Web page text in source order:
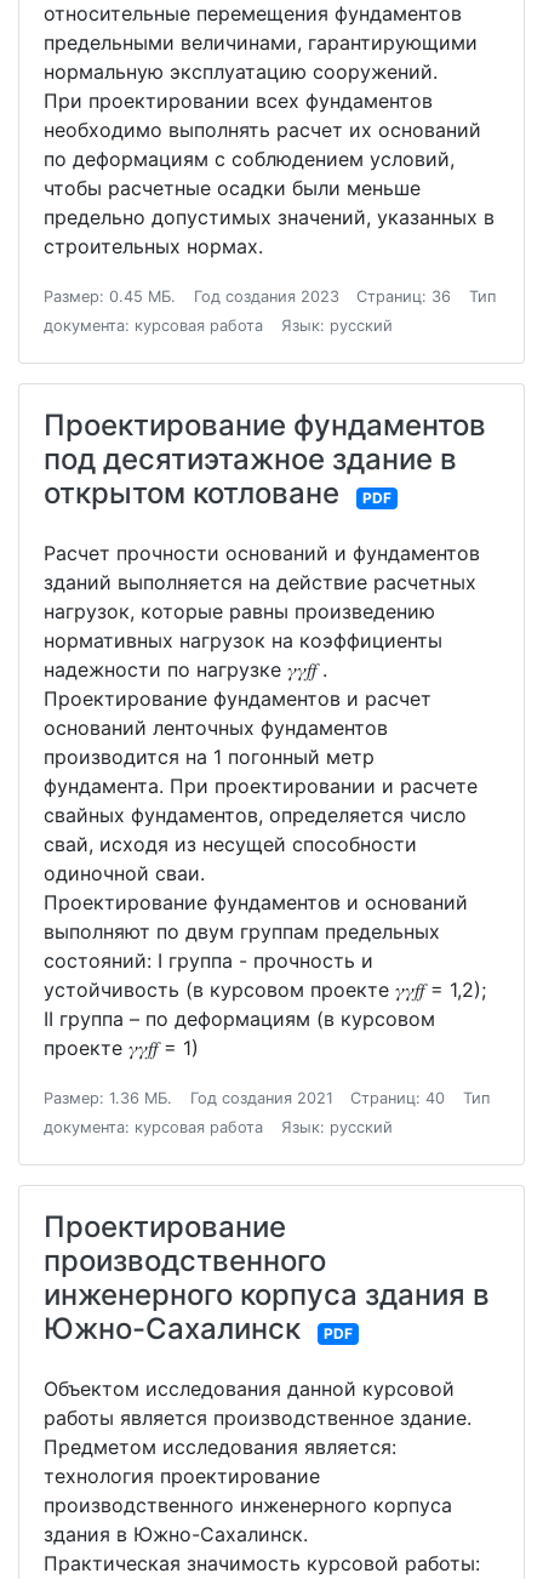
относительные перемещения фундаментов
предельными величинами, гарантирующими
нормальную эксплуатацию сооружений.
При проектировании всех фундаментов
необходимо выполнять расчет их оснований
по деформациям с соблюдением условий,
чтобы расчетные осадки были меньше
предельно допустимых значений, указанных в
строительных нормах.
Размер: 0.45 МБ. Год создания 2023 Страниц: 36
Тип
документа: курсовая работа
Язык: русский
Проектирование фундаментов
под десятиэтажное здание в
открытом котловане
PDF
Расчет прочности оснований и фундаментов
зданий выполняется на действие расчетных
нагрузок, которые равны произведению
нормативных нагрузок на коэффициенты
надежности по нагрузке 𝛾𝛾𝑓𝑓 .
Проектирование фундаментов и расчет
оснований ленточных фундаментов
производится на 1 погонный метр
фундамента. При проектировании и расчете
свайных фундаментов, определяется число
свай, исходя из несущей способности
одиночной сваи.
Проектирование фундаментов и оснований
выполняют по двум группам предельных
состояний: I группа - прочность и
устойчивость (в курсовом проекте 𝛾𝛾𝑓𝑓 = 1,2);
II группа – по деформациям (в курсовом
проекте 𝛾𝛾𝑓𝑓 = 1)
Размер: 1.36 МБ. Год создания 2021 Страниц: 40
Тип
документа: курсовая работа
Язык: русский
Проектирование
производственного
инженерного корпуса здания в
Южно-Сахалинск
PDF
Объектом исследования данной курсовой
работы является производственное здание.
Предметом исследования является:
технология проектирование
производственного инженерного корпуса
здания в Южно-Сахалинск.
Практическая значимость курсовой работы: